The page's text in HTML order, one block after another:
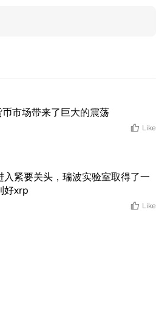
市场带来了巨大的震荡
Like
紧要关头，瑞波实验室取得了一
好xrp
Like